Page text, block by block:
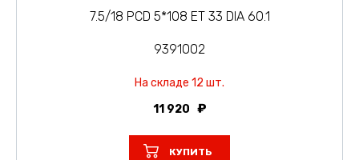
7.5/18 PCD 5*108 ET 33 DIA 60.1
9391002
На складе 12 шт.
11 920
КУПИТЬ